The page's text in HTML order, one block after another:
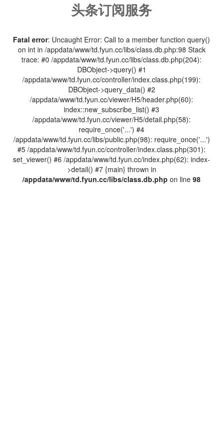
头条订阅服务
Fatal error: Uncaught Error: Call to a member function query()
on int in /appdata/www/td.fyun.cc/libs/class.db.php:98 Stack
trace: #0 /appdata/www/td.fyun.cc/libs/class.db.php(204):
DBObject->query() #1
/appdata/www/td.fyun.cc/controller/index.class.php(199):
DBObject->query_data() #2
/appdata/www/td.fyun.cc/viewer/H5/header.php(60):
index::new_subscribe_list() #3
/appdata/www/td.fyun.cc/viewer/H5/detail.php(58):
require_once('...') #4
/appdata/www/td.fyun.cc/libs/public.php(98): require_once('...')
#5 /appdata/www/td.fyun.cc/controller/index.class.php(301):
set_viewer() #6 /appdata/www/td.fyun.cc/index.php(62): index-
>detail() #7 {main} thrown in
/appdata/www/td.fyun.cc/libs/class.db.php on line 98